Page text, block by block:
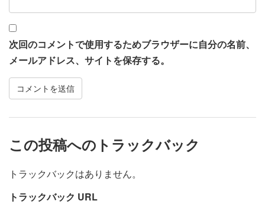
次回のコメントで使用するためブラウザーに自分の名前、
メールアドレス、サイトを保存する。
この投稿へのトラックバック
トラックバックはありません。
トラックバック URL